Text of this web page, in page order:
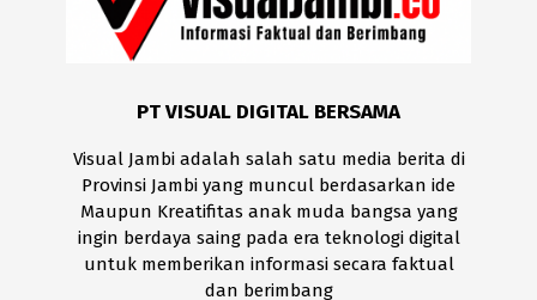
PT VISUAL DIGITAL BERSAMA
Visual Jambi adalah salah satu media berita di
Provinsi Jambi yang muncul berdasarkan ide
Maupun Kreatifitas anak muda bangsa yang
ingin berdaya saing pada era teknologi digital
untuk memberikan informasi secara faktual
dan berimbang